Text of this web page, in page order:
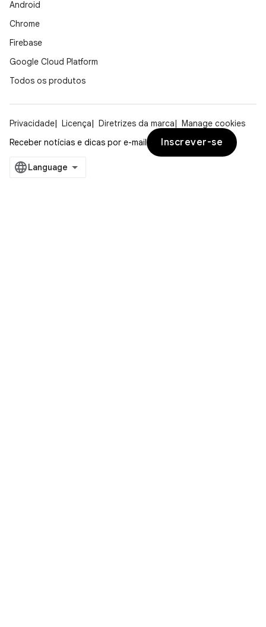
Android
Chrome
Firebase
Google Cloud Platform
Todos os produtos
Privacidade Licença Diretrizes da marca
Manage cookies
Receber notícias e dicas por e-mail
Inscrever-se